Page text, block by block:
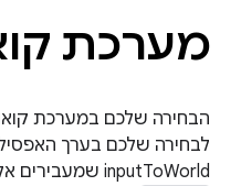
מערכת
הבחירה שלכם במערכת
לבחירה שלכם בערך
inputToWorld שמעבירים אל